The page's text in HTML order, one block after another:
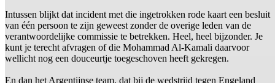
Intussen blijkt dat incident met die ingetrokken rode kaart een besluit
van één persoon te zijn geweest zonder de overige leden van de
verantwoordelijke commissie te betrekken. Heel, heel bijzonder. Je
kunt je terecht afvragen of die Mohammad Al-Kamali daarvoor
wellicht nog een douceurtje toegeschoven heeft gekregen.
En dan het Argentijnse team, dat bij de wedstrijd tegen Engeland